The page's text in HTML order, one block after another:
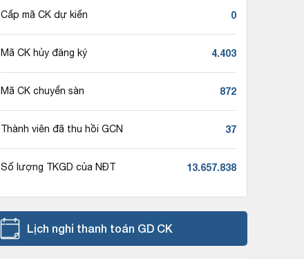
Cấp mã CK dự kiến 0
Mã CK hủy đăng ký 4.403
Mã CK chuyển sàn 872
Thành viên đã thu hồi GCN 37
Số lượng TKGD của NĐT 13.657.838
Lịch nghỉ thanh toán GD CK